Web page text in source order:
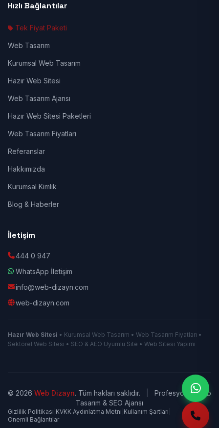
Hızlı Bağlantılar
Tek Fiyat Paketi
Web Tasarım
Kurumsal Web Tasarım
Hazır Web Sitesi
Web Tasarım Ajansı
Hazır Web Sitesi Paketleri
Web Tasarım Fiyatları
Referanslar
Hakkımızda
Kurumsal Kimlik
Blog & Haberler
İletişim
444 0 947
WhatsApp İletişim
info@web-dizayn.com
web-dizayn.com
Hazır Web Sitesi • Kurumsal Web Tasarım • Web Tasarım Fiyatları •
Sektörel Web Sitesi • SEO & AEO Uyumlu Site • Web Sitesi Yapımı
© 2026 Web Dizayn. Tüm hakları saklıdır.
Profesyonel Web
Tasarım & SEO Ajansı
Gizlilik Politikası KVKK Aydınlatma Metni Kullanım Şartları
Önemli Bağlantılar